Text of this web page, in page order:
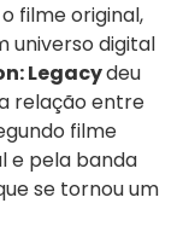
filme original,
universo digital
Legacydeu
relação entre
filme
e pela banda
se tornou um